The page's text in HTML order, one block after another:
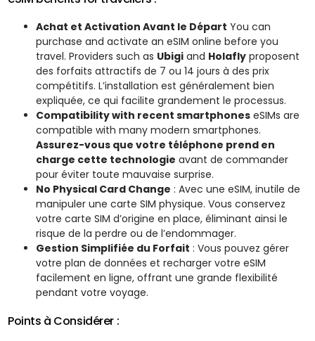
Achat et Activation Avant le Départ You can
purchase and activate an eSIM online before you
travel. Providers such as Ubigi and Holafly proposent
des forfaits attractifs de 7 ou 14 jours à des prix
compétitifs. L’installation est généralement bien
expliquée, ce qui facilite grandement le processus.
Compatibility with recent smartphones eSIMs are
compatible with many modern smartphones.
Assurez-vous que votre téléphone prend en
charge cette technologie avant de commander
pour éviter toute mauvaise surprise.
No Physical Card Change : Avec une eSIM, inutile de
manipuler une carte SIM physique. Vous conservez
votre carte SIM d’origine en place, éliminant ainsi le
risque de la perdre ou de l’endommager.
Gestion Simplifiée du Forfait : Vous pouvez gérer
votre plan de données et recharger votre eSIM
facilement en ligne, offrant une grande flexibilité
pendant votre voyage.
Points à Considérer :